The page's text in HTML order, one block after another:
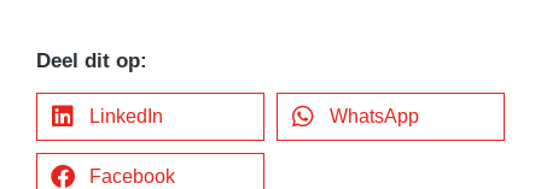
Deel dit op:
LinkedIn WhatsApp
Facebook